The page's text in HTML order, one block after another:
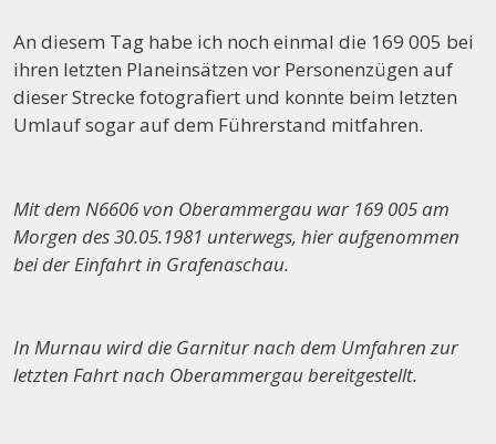
An diesem Tag habe ich noch einmal die 169 005 bei
ihren letzten Planeinsätzen vor Personenzügen auf
dieser Strecke fotografiert und konnte beim letzten
Umlauf sogar auf dem Führerstand mitfahren.
Mit dem N6606 von Oberammergau war 169 005 am
Morgen des 30.05.1981 unterwegs, hier aufgenommen
bei der Einfahrt in Grafenaschau.
In Murnau wird die Garnitur nach dem Umfahren zur
letzten Fahrt nach Oberammergau bereitgestellt.